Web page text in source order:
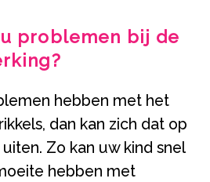
problemen bij de
hebben met het
dan kan zich dat op
Zo kan uw kind snel
hebben met